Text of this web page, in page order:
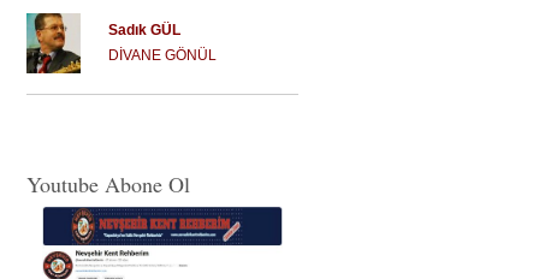
Sadık GÜL
DİVANE GÖNÜL
Youtube Abone Ol